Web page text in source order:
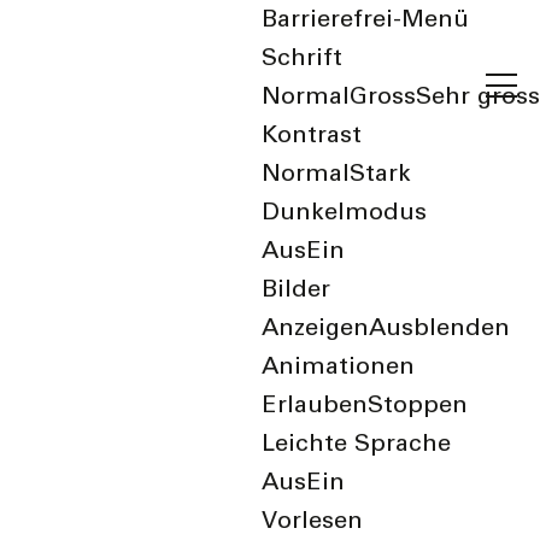
Barrierefrei-Menü
Schrift
Normal GrossSehr gross
Kontrast
Normal Stark
Dunkelmodus
Aus Ein
Bilder
AnzeigenAusblenden
Animationen
ErlaubenStoppen
Leichte Sprache
Aus Ein
Vorlesen